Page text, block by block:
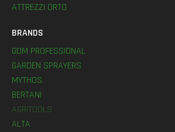
ATTREZZI ORTO
BRANDS
GDM PROFESSIONAL
GARDEN SPRAYERS
MYTHOS
BERTANI
AGRITOOLS
ALTA